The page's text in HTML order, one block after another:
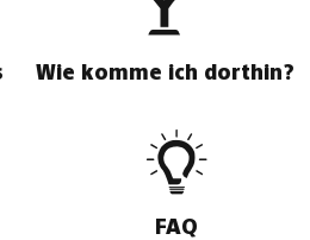
Wie komme ich dorthin?
FAQ